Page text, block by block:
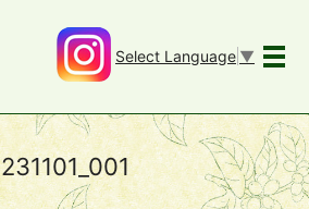
メ
Select Language ▼
231101_001